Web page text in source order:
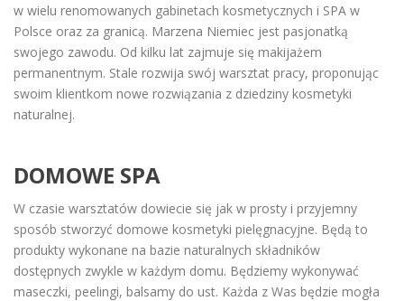
w wielu renomowanych gabinetach kosmetycznych i SPA w
Polsce oraz za granicą. Marzena Niemiec jest pasjonatką
swojego zawodu. Od kilku lat zajmuje się makijażem
permanentnym. Stale rozwija swój warsztat pracy, proponując
swoim klientkom nowe rozwiązania z dziedziny kosmetyki
naturalnej.
DOMOWE SPA
W czasie warsztatów dowiecie się jak w prosty i przyjemny
sposób stworzyć domowe kosmetyki pielęgnacyjne. Będą to
produkty wykonane na bazie naturalnych składników
dostępnych zwykle w każdym domu. Będziemy wykonywać
maseczki, peelingi, balsamy do ust. Każda z Was będzie mogła